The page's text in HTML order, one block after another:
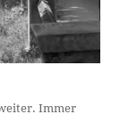
Immer